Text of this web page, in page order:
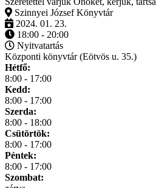
Szinnyei József Könyvtár
2024. 01. 23.
18:00 - 20:00
Nyitvatartás
Központi könyvtár (Eötvös u. 35.)
Hétfő:
8:00 - 17:00
Kedd:
8:00 - 17:00
Szerda:
8:00 - 18:00
Csütörtök:
8:00 - 17:00
Péntek:
8:00 - 17:00
Szombat: